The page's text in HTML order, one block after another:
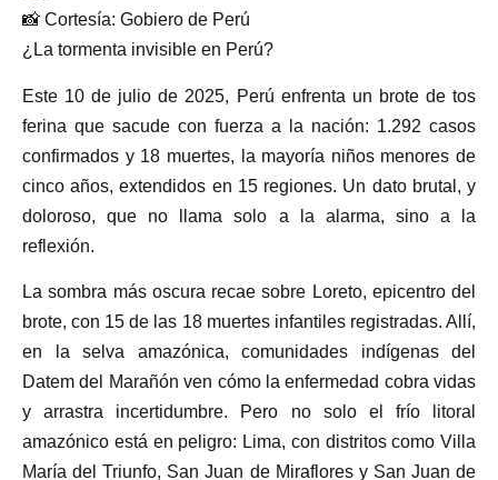
📸 Cortesía: Gobiero de Perú
¿La tormenta invisible en Perú?
Este 10 de julio de 2025, Perú enfrenta un brote de tos
ferina que sacude con fuerza a la nación: 1.292 casos
confirmados y 18 muertes, la mayoría niños menores de
cinco años, extendidos en 15 regiones. Un dato brutal, y
doloroso, que no llama solo a la alarma, sino a la
reflexión.
La sombra más oscura recae sobre Loreto, epicentro del
brote, con 15 de las 18 muertes infantiles registradas. Allí,
en la selva amazónica, comunidades indígenas del
Datem del Marañón ven cómo la enfermedad cobra vidas
y arrastra incertidumbre. Pero no solo el frío litoral
amazónico está en peligro: Lima, con distritos como Villa
María del Triunfo, San Juan de Miraflores y San Juan de